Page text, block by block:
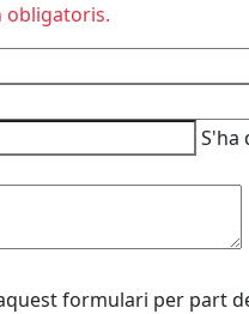
obligatoris.
S'ha
formulari per part